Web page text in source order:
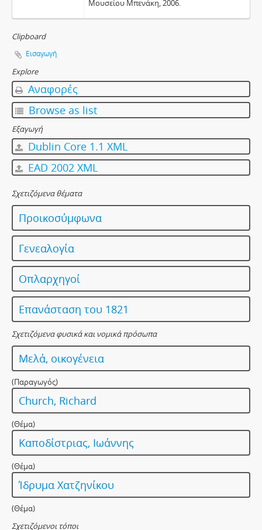
Μουσείου Μπενάκη, 2006.
Clipboard
Εισαγωγή
Explore
Αναφορές
Browse as list
Εξαγωγή
Dublin Core 1.1 XML
EAD 2002 XML
Σχετιζόμενα θέματα
Προικοσύμφωνα
Γενεαλογία
Οπλαρχηγοί
Επανάσταση του 1821
Σχετιζόμενα φυσικά και νομικά πρόσωπα
Μελά, οικογένεια
(Παραγωγός)
Church, Richard
(Θέμα)
Καποδίστριας, Ιωάννης
(Θέμα)
Ίδρυμα Χατζηνίκου
(Θέμα)
Σχετιζόμενοι τόποι